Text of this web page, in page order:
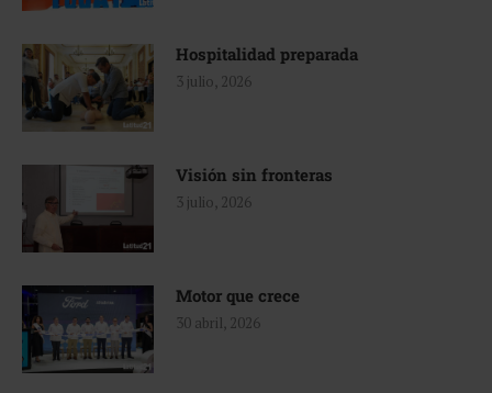
Hospitalidad preparada
3 julio, 2026
Visión sin fronteras
3 julio, 2026
Motor que crece
30 abril, 2026